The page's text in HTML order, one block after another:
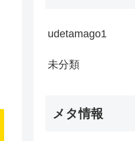
udetamago1
未分類
メタ情報